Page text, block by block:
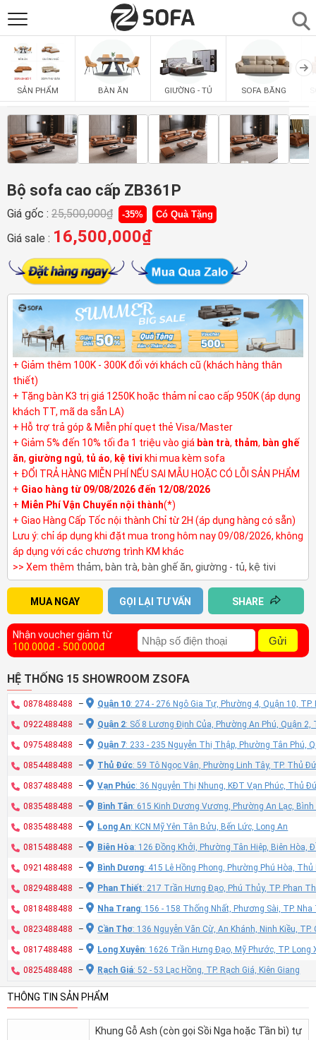
SẢN PHẨM
SOFAS
PHÒNG ĂN ▼
PHÒNG NGỦ
PHÒNG KHÁCH
LIÊN HỆ
SẢN PHẨM BÀN ĂN GIƯỜNG - TỦ SOFA BĂNG
Bộ sofa cao cấp ZB361P
Giá gốc : 25,500,000₫ -35% Có Quà Tặng
Giá sale : 16,500,000₫
+ Giảm thêm 100K - 300K đối với khách cũ (khách hàng thân
thiết)
+ Tặng bàn K3 trị giá 1250K hoặc thảm nỉ cao cấp 950K (áp dụng
khách TT, mã da sẵn LA)
+ Hỗ trợ trả góp & Miễn phí quẹt thẻ Visa/Master
+ Giảm 5% đến 10% tối đa 1 triệu vào giá bàn trà, thảm, bàn ghế
ăn, giường ngủ, tủ áo, kệ tivi khi mua kèm sofa
+ ĐỔI TRẢ HÀNG MIỄN PHÍ NẾU SAI MẪU HOẶC CÓ LỖI SẢN PHẨM
+ Giao hàng từ 09/08/2026 đến 12/08/2026
+ Miễn Phí Vận Chuyển nội thành(*)
+ Giao Hàng Cấp Tốc nội thành Chỉ từ 2H (áp dụng hàng có sẵn)
Lưu ý: chỉ áp dụng khi đặt mua trong hôm nay 09/08/2026, không
áp dụng với các chương trình KM khác
>> Xem thêm thảm, bàn trà, bàn ghế ăn, giường - tủ, kệ tivi
MUA NGAY GỌI LẠI TƯ VẤN SHARE
Nhận voucher giảm từ
100.000đ - 500.000đ
Gửi
HỆ THỐNG 15 SHOWROOM ZSOFA
0878488488 – Quận 10: 274 - 276 Ngô Gia Tự, Phường 4, Quận 10, TP.
0922488488 – Quận 2: Số 8 Lương Định Của, Phường An Phú, Quận 2,
0975488488 – Quận 7: 233 - 235 Nguyễn Thị Thập, Phường Tân Phú,
0854488488 – Thủ Đức: 59 Tô Ngọc Vân, Phường Linh Tây, TP. Thủ
0837488488 – Vạn Phúc: 36 Nguyễn Thị Nhung, KĐT Vạn Phúc, Thủ
0835488488 – Bình Tân: 615 Kinh Dương Vương, Phường An Lạc, Bình
0835488488 – Long An: KCN Mỹ Yên Tân Bửu, Bến Lức, Long An
0815488488 – Biên Hòa: 126 Đồng Khởi, Phường Tân Hiệp, Biên Hòa,
0921488488 – Bình Dương: 415 Lê Hồng Phong, Phường Phú Hòa,
0829488488 – Phan Thiết: 217 Trần Hưng Đạo, Phú Thủy, TP. Phan
0818488488 – Nha Trang: 156 - 158 Thống Nhất, Phương Sài, TP.
0823488488 – Cần Thơ: 136 Nguyễn Văn Cừ, An Khánh, Ninh Kiều,
0817488488 – Long Xuyên: 1626 Trần Hưng Đạo, Mỹ Phước, TP. Long
0825488488 – Rạch Giá: 52 - 53 Lạc Hồng, TP. Rạch Giá, Kiên Giang
THÔNG TIN SẢN PHẨM
Khung Gỗ Ash (còn gọi Sồi Nga hoặc Tần bì) tự